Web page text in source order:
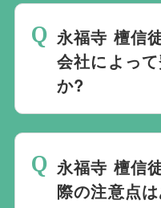
です。自社会館
社会館を勧め
きます。
すすめの式場を
す。また、式場
的ですが、どこ
ており必ずしも
く、近年では自
選ばれる方も
葬儀を含め多く
永福寺 檀信
会社によっ
か?
の葬儀会社か
同じです。
永福寺 檀信
際の注意点